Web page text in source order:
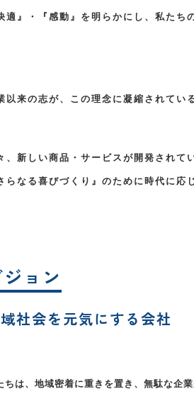
適』・『感動』を明らかにし、私たち
以来の志が、この理念に凝縮されてい
、新しい商品・サービスが開発されて
らなる喜びづくり』のために時代に応
ョン
社会を元気にする会社
ちは、地域密着に重きを置き、無駄な企